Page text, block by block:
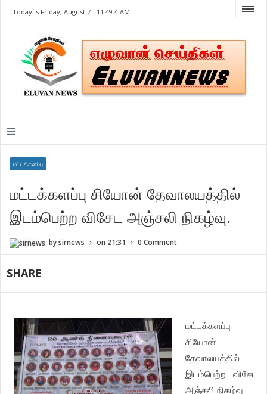
Today is Friday, August 7 - 11:49:4 AM
≡
மட்டக்களப்பு
மட்டக்களப்பு சியோன் தேவாலயத்தில்
இடம்பெற்ற விசேட அஞ்சலி நிகழ்வு.
bysirnews on 21:31 0 Comment
SHARE
மட்டக்களப்பு
சியோன்
தேவாலயத்தில்
இடம்பெற்ற விசேட
அஞ்சலி நிகழ்வு